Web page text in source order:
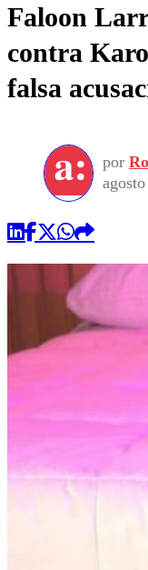
Faloon
contra
falsa
por